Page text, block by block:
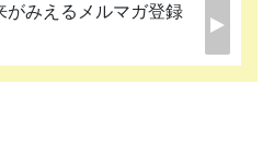
がみえるメルマガ登録